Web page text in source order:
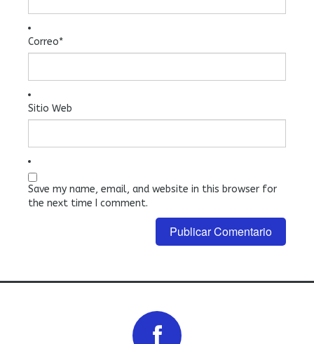
Correo*
Sitio Web
Save my name, email, and website in this browser for
the next time I comment.